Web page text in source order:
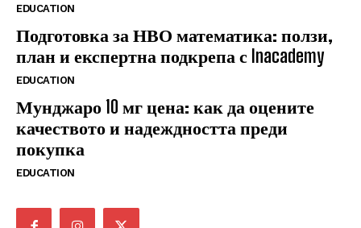
EDUCATION
Подготовка за НВО математика: ползи,
план и експертна подкрепа с Inacademy
EDUCATION
Мунджаро 10 мг цена: как да оцените
качеството и надеждността преди
покупка
EDUCATION